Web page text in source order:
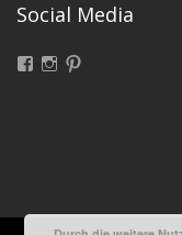
Social Media
FacebookInstagram